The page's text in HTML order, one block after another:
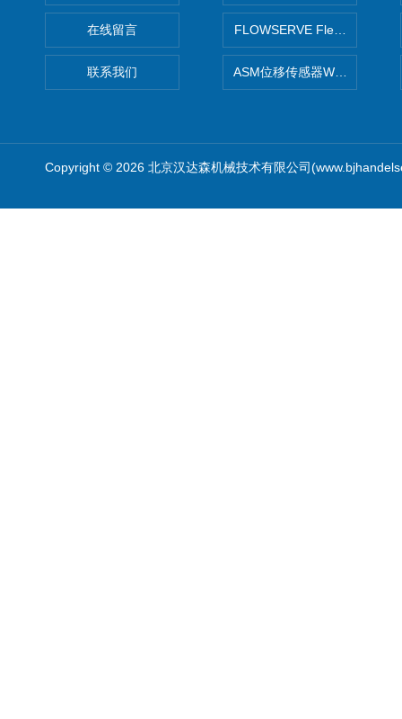
在线留言
联系我们
FLOWSERVE Flex Wedge闸
ASM位移传感器WS10-750
Copyright © 2026 北京汉达森机械技术有限公司